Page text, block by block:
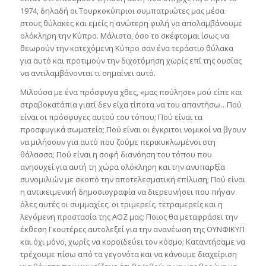
1974, δηλαδή οι Τουρκοκύπριοι συμπατριώτες μας μέσα
στους θύλακες και εμείς η ανώτερη φυλή να απολαμβάνουμε
ολόκληρη την Κύπρο. Μάλιστα, όσο το σκέφτομαι ίσως να
θεωρούν την κατεχόμενη Κύπρο σαν ένα τεράστιο θύλακα
για αυτό και προτιμούν την διχοτόμηση χωρίς επί της ουσίας
να αντιλαμβάνονται τι σημαίνει αυτό.
Μιλούσα με ένα πρόσφυγα χθες, «μας πούλησε» μού είπε και
στραβοκατάπια γιατί δεν είχα τίποτα να του απαντήσω…Πού
είναι οι πρόσφυγες αυτού του τόπου; Πού είναι τα
προσφυγικά σωματεία; Πού είναι οι έγκριτοι νομικοί να βγουν
να μιλήσουν για αυτό που ζούμε περικυκλωμένοι στη
θάλασσα; Πού είναι η σοφή διανόηση του τόπου που
ανησυχεί για αυτή τη χώρα ολόκληρη και την ανυπαρξία
συνομιλιών με σκοπό την αποτελεσματική επίλυση; Πού είναι
η αντικειμενική δημοσιογραφία να διερευνήσει που πήγαν
όλες αυτές οι συμμαχίες, οι τριμερείς, τετραμερείς και η
λεγόμενη προστασία της ΑΟΖ μας; Ποιος θα μεταφράσει την
έκθεση Γκουτέρες αυτολεξεί για την ανανέωση της ΟΥΝΦΙΚΥΠ
και όχι μόνο, χωρίς να κοροϊδεύει τον κόσμο; Καταντήσαμε να
τρέχουμε πίσω από τα γεγονότα και να κάνουμε διαχείριση